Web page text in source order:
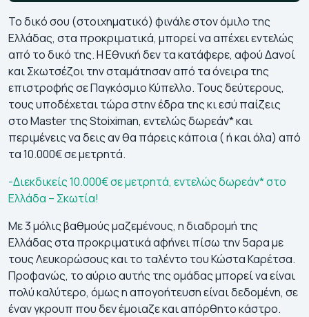
Το δικό σου (στοιχηματικό) φινάλε στον όμιλο της
Ελλάδας, στα προκριματικά, μπορεί να απέχει εντελώς
από το δικό της. Η Εθνική δεν τα κατάφερε, αφού Δανοί
και Σκωτσέζοι την σταμάτησαν από τα όνειρα της
επιστροφής σε Παγκόσμιο Κύπελλο. Τους δεύτερους,
τους υποδέχεται τώρα στην έδρα της κι εσύ παίζεις
στο Master της Stoiximan, εντελώς δωρεάν* και
περιμένεις να δεις αν θα πάρεις κάποια ( ή και όλα) από
τα 10.000€ σε μετρητά.
-Διεκδικείς 10.000€ σε μετρητά, εντελώς δωρεάν* στο
Ελλάδα – Σκωτία!
Με 3 μόλις βαθμούς μαζεμένους, η διαδρομή της
Ελλάδας στα προκριματικά αφήνει πίσω την 5αρα με
τους Λευκορώσους και το ταλέντο του Κώστα Καρέτσα.
Προφανώς, το αύριο αυτής της ομάδας μπορεί να είναι
πολύ καλύτερο, όμως η απογοήτευση είναι δεδομένη, σε
έναν γκρουπ που δεν έμοιαζε και απόρθητο κάστρο.